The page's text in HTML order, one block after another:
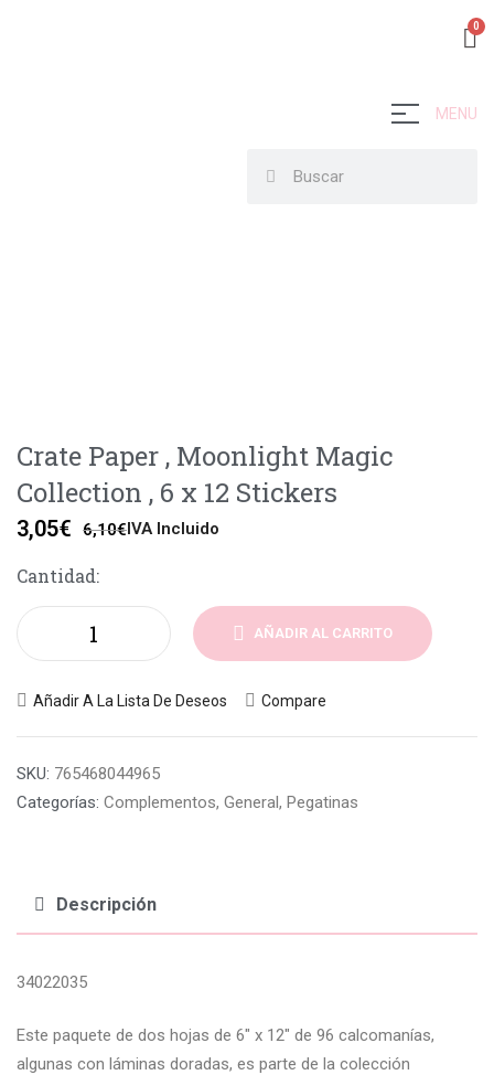
MENU
Crate Paper , Moonlight Magic
Collection , 6 x 12 Stickers
6,10€
3,05€ IVA Incluido
Cantidad:
AÑADIR AL CARRITO
Añadir A La Lista De Deseos Compare
SKU: 765468044965
Categorías: Complementos, General, Pegatinas
Descripción
34022035
Este paquete de dos hojas de 6″ x 12″ de 96 calcomanías,
algunas con láminas doradas, es parte de la colección